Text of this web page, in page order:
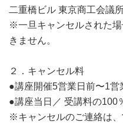
二重橋ビル 東京商工会議
※一旦キャンセルされた
きません。
２．キャンセル料
●講座開催5営業日前〜1営
●講座当日／ 受講料の100
※キャンセルのご連絡は、